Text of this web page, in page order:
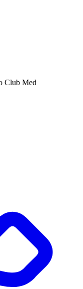
Club Med